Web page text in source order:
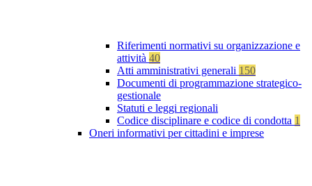
Riferimenti normativi su organizzazione e
attività 40
Atti amministrativi generali 150
Documenti di programmazione strategico-
gestionale
Statuti e leggi regionali
Codice disciplinare e codice di condotta 1
Oneri informativi per cittadini e imprese